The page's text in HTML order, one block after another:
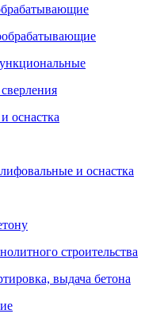
оснастка
и оснастка
строительства
выдача бетона